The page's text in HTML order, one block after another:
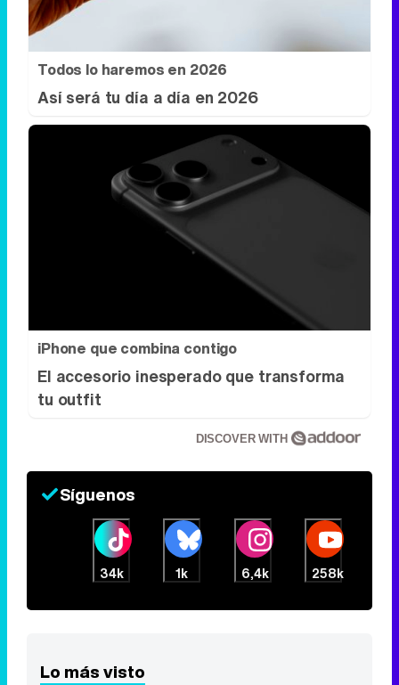
Todos lo haremos en 2026
Así será tu día a día en 2026
iPhone que combina contigo
El accesorio inesperado que transforma
tu outfit
DISCOVER WITH
Síguenos
34k 1k 6,4k 258k
Lo más visto